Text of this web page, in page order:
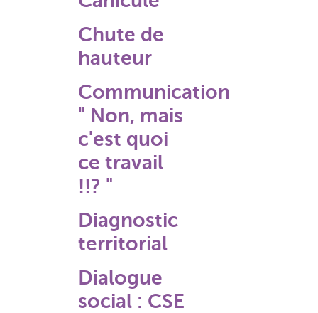
Chute de
hauteur
Communication
" Non, mais
c'est quoi
ce travail
!!? "
Diagnostic
territorial
Dialogue
social : CSE